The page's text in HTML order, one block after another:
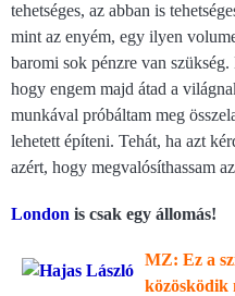
tehetséges, az abban is
mint az enyém, egy ilyen
baromi sok pénzre van
hogy engem majd átad a
munkával próbáltam meg
lehetett építeni. Tehát, ha azt
azért, hogy megvalósíthassam
London is csak egy állomás!
MZ: Ez a
közösködik